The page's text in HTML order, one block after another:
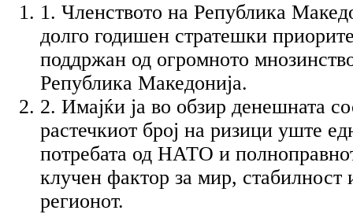
1. Членството на Република
долго годишен стратешки
поддржан од огромното
Република Македонија.
2. Имајќи ја во обзир денешната
растечкиот број на ризици уште
потребата од НАТО и
клучен фактор за мир, стабилност
регионот.